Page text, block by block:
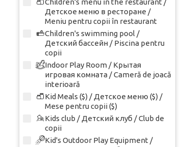
Детское меню в ресторане /
Meniu pentru copii în restaurant
Children's swimming pool /
Детский бассейн / Piscina pentru
copii
Indoor Play Room / Крытая
игровая комната / Cameră de joacă
interioară
Kid Meals ($) / Детское меню ($) /
Mese pentru copii ($)
Kids club / Детский клуб / Club de
copii
Kid's Outdoor Play Equipment /